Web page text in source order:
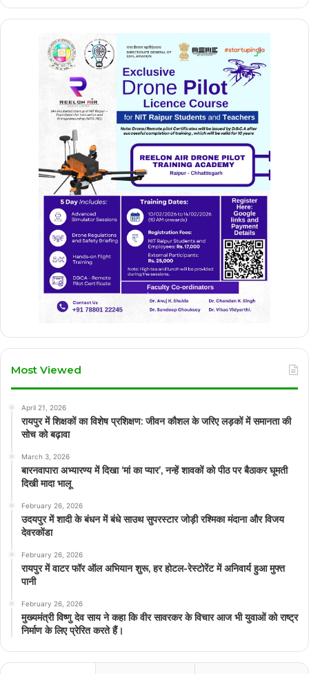
Most Viewed
April 21, 2026
रायपुर में शिक्षकों का विशेष प्रशिक्षण: जीवन कौशल के जरिए लड़कों में समानता की
सोच को बढ़ावा
March 3, 2026
बारनवापारा अभ्यारण्य में दिखा ‘मां का प्यार’, नन्हें शावकों को पीठ पर बैठाकर घूमती
दिखी मादा भालू
February 26, 2026
उदयपुर में शादी के बंधन में बंधे साउथ सुपरस्टार जोड़ी रश्मिका मंदाना और विजय
देवरकोंडा
February 26, 2026
रायपुर में वाटर फॉर ऑल अभियान शुरू, हर होटल-रेस्टोरेंट में अनिवार्य हुआ मुफ्त
पानी
February 26, 2026
मुख्यमंत्री विष्णु देव साय ने कहा कि वीर सावरकर के विचार आज भी युवाओं को राष्ट्र
निर्माण के लिए प्रेरित करते हैं।